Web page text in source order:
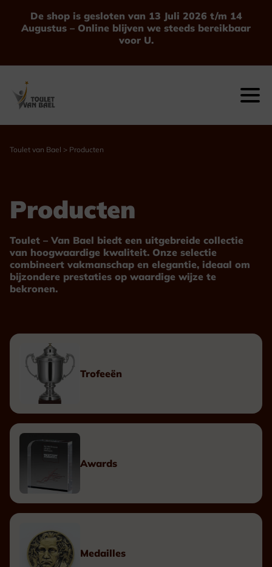
De shop is gesloten van 13 Juli 2026 t/m 14
Augustus – Online blijven we steeds bereikbaar
voor U.
Toulet van Bael > Producten
Producten
Toulet – Van Bael biedt een uitgebreide collectie
van hoogwaardige kwaliteit. Onze selectie
combineert vakmanschap en elegantie, ideaal om
bijzondere prestaties op waardige wijze te
bekronen.
Trofeeën
Awards
Medailles